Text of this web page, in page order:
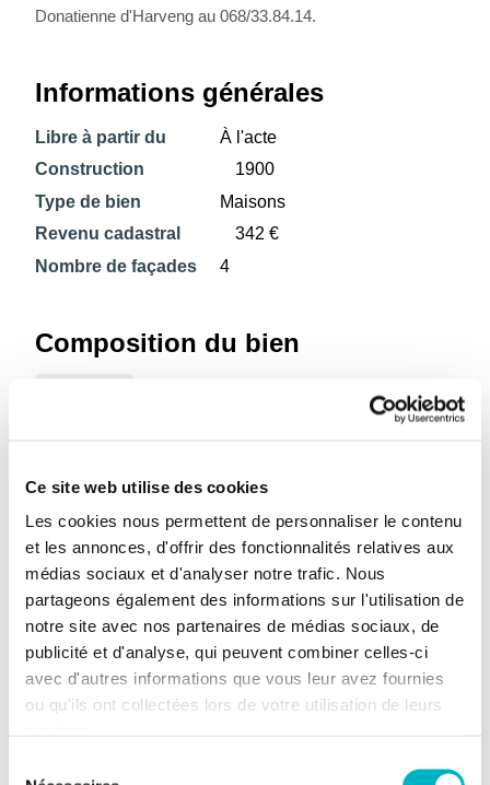
Ce site web utilise des cookies
Les cookies nous permettent de personnaliser le contenu
et les annonces, d'offrir des fonctionnalités relatives aux
médias sociaux et d'analyser notre trafic. Nous
partageons également des informations sur l'utilisation de
notre site avec nos partenaires de médias sociaux, de
publicité et d'analyse, qui peuvent combiner celles-ci
avec d'autres informations que vous leur avez fournies
ou qu'ils ont collectées lors de votre utilisation de leurs
Donatienne d'Harveng au 068/33.84.14.
Informations générales
Libre à partir du
À l'acte
Construction
1900
Type de bien
Maisons
Revenu cadastral
342 €
Nombre de façades
4
Composition du bien
Salle à manger
Séjour
Informations supplémentaires
Etat du bien
A réhabiliter